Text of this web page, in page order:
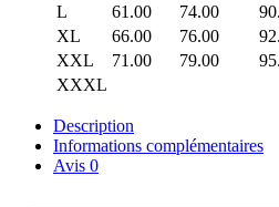
L
61.00 74.00
XL
66.00 76.00
XXL
71.00 79.00
XXXL
Description
Informations complémentaires
Avis 0